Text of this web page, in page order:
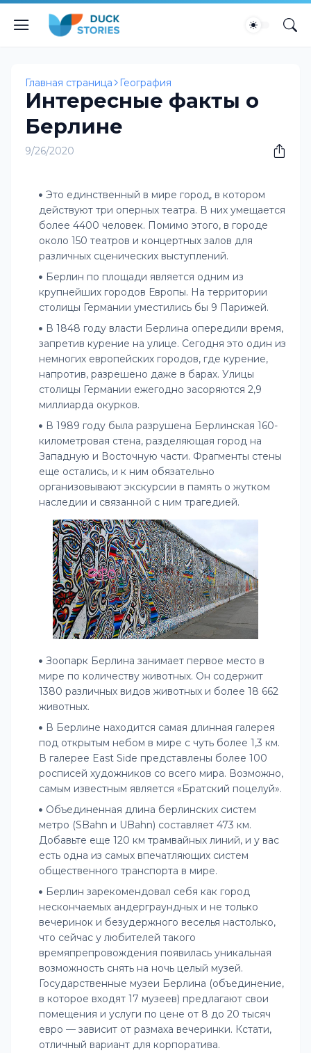
Главная страница География
Интересные факты о
Берлине
9/26/2020
Это единственный в мире город, в котором
действуют три оперных театра. В них умещается
более 4400 человек. Помимо этого, в городе
около 150 театров и концертных залов для
различных сценических выступлений.
Берлин по площади является одним из
крупнейших городов Европы. На территории
столицы Германии уместились бы 9 Парижей.
В 1848 году власти Берлина опередили время,
запретив курение на улице. Сегодня это один из
немногих европейских городов, где курение,
напротив, разрешено даже в барах. Улицы
столицы Германии ежегодно засоряются 2,9
миллиарда окурков.
В 1989 году была разрушена Берлинская 160-
километровая стена, разделяющая город на
Западную и Восточную части. Фрагменты стены
еще остались, и к ним обязательно
организовывают экскурсии в память о жутком
наследии и связанной с ним трагедией.
Зоопарк Берлина занимает первое место в
мире по количеству животных. Он содержит
1380 различных видов животных и более 18 662
животных.
В Берлине находится самая длинная галерея
под открытым небом в мире с чуть более 1,3 км.
В галерее East Side представлены более 100
росписей художников со всего мира. Возможно,
самым известным является «Братский поцелуй».
Объединенная длина берлинских систем
метро (SBahn и UBahn) составляет 473 км.
Добавьте еще 120 км трамвайных линий, и у вас
есть одна из самых впечатляющих систем
общественного транспорта в мире.
Берлин зарекомендовал себя как город
нескончаемых андерграундных и не только
вечеринок и безудержного веселья настолько,
что сейчас у любителей такого
времяпрепровождения появилась уникальная
возможность снять на ночь целый музей.
Государственные музеи Берлина (объединение,
в которое входят 17 музеев) предлагают свои
помещения и услуги по цене от 8 до 20 тысяч
евро — зависит от размаха вечеринки. Кстати,
отличный вариант для корпоратива.